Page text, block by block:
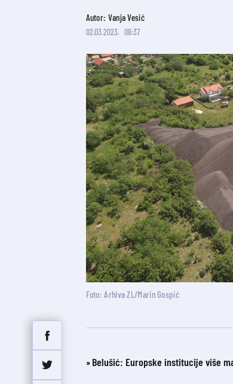
Autor: Vanja Vesić
02.03.2023. 08:37
Foto: Arhiva ZL/Marin Gospić
Belušić: Europske institucije više